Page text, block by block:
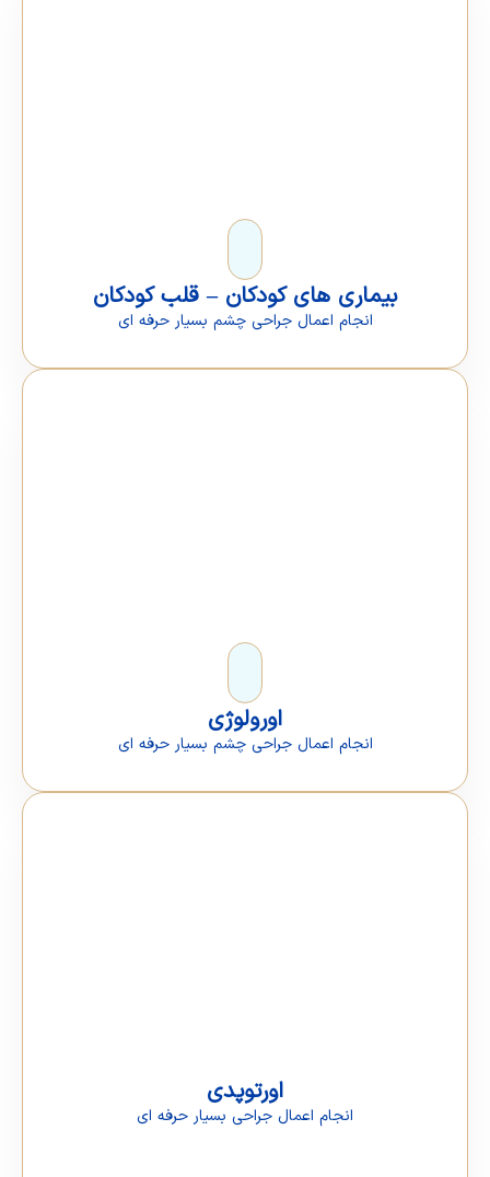
بیماری های کودکان – قلب کودکان
انجام اعمال جراحی چشم بسیار حرفه ای
انجام اعمال جراحی چشم بسیار حرفه ای
انجام اعمال جراحی بسیار حرفه ای